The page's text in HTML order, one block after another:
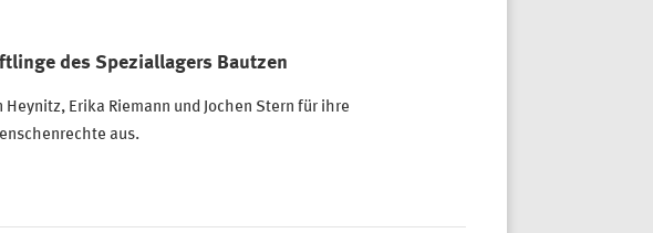
des Speziallagers Bautzen
Erika Riemann und Jochen Stern für ihre
aus.